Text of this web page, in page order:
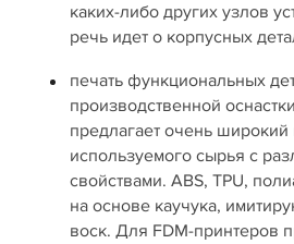
каких-либо других узлов
речь идет о корпусных
печать функциональных
производственной
предлагает очень
используемого сырья с
свойствами. ABS, TPU,
на основе каучука,
воск. Для FDM‑принтеров